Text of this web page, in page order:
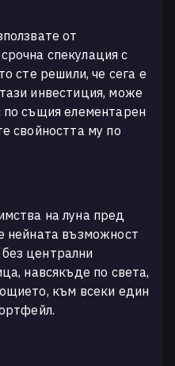
от
спекулация с
сте решили, че сега е
инвестиция, може
същия елементарен
свойността му по
на луна пред
нейната възможност
централни
навсякъде по света,
към всеки един